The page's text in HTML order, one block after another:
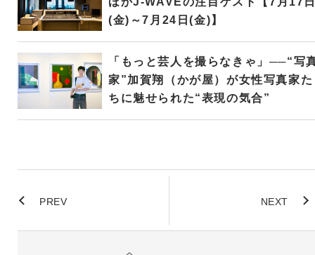
(金)～7月24日(金)】
「もっと芸人を撮らなきゃ」──“写
家”加賀翔（かが屋）が女性写真家た
ちに魅せられた“表現の気合”
PREV NEXT